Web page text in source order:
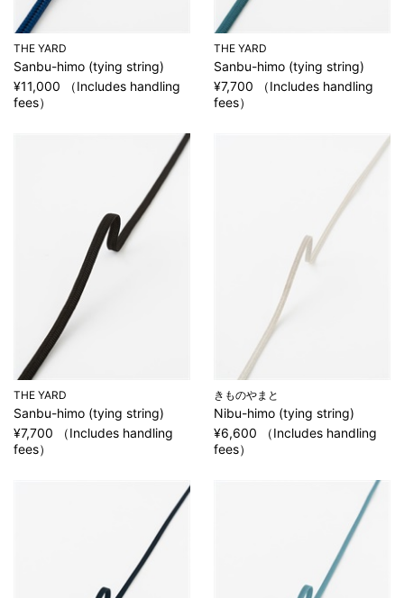
THE YARD
Sanbu-himo (tying string)
¥11,000 （Includes handling
fees）
THE YARD
Sanbu-himo (tying string)
¥7,700 （Includes handling
fees）
THE YARD
Sanbu-himo (tying string)
¥7,700 （Includes handling
fees）
きものやまと
Nibu-himo (tying string)
¥6,600 （Includes handling
fees）